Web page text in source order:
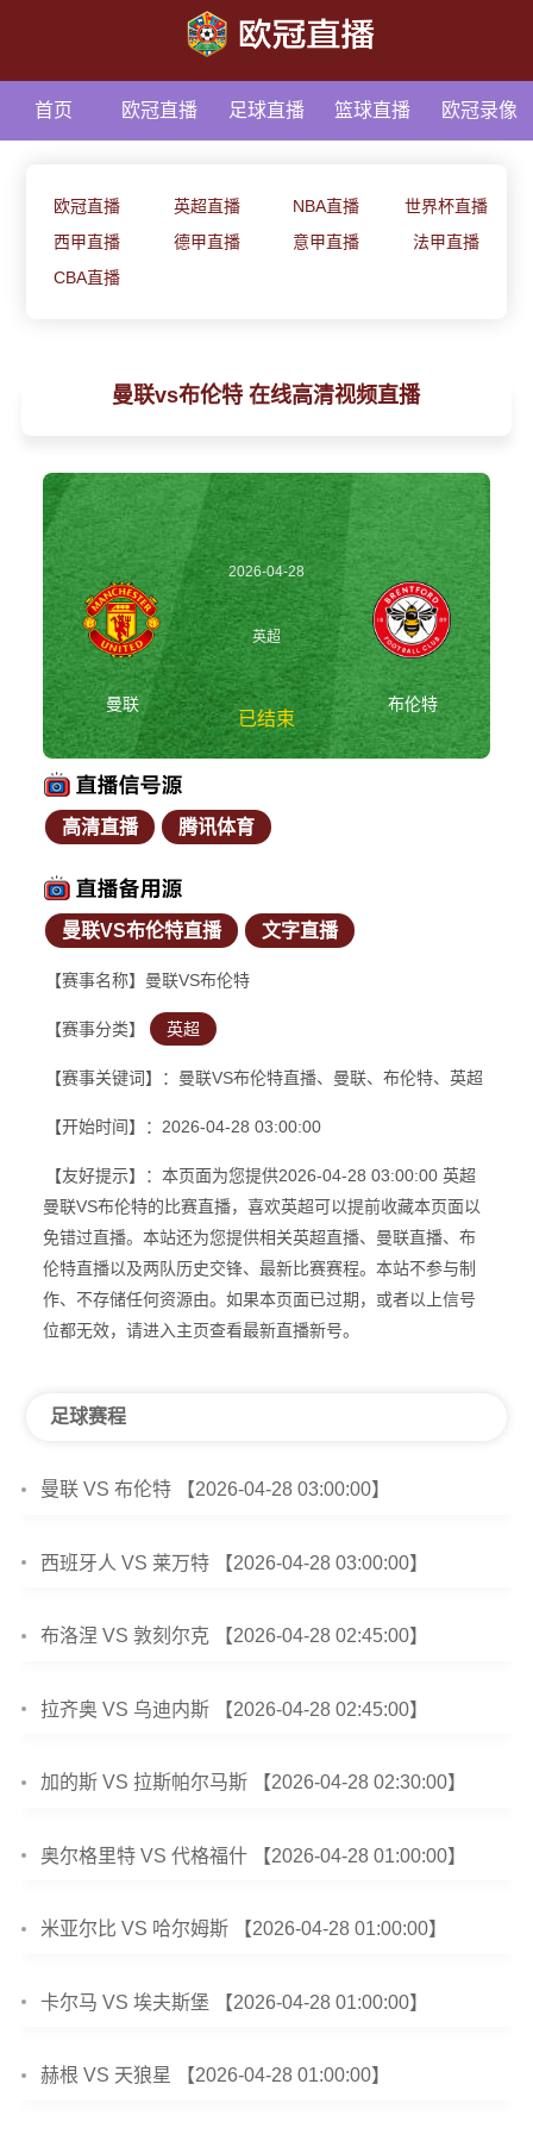
首页 欧冠直播 足球直播 篮球直播 欧冠录像
欧冠直播 英超直播 NBA直播
世界杯直播
西甲直播
德甲直播 意甲直播
法甲直播
CBA直播
曼联vs布伦特 在线高清视频直播
曼联
2026-04-28
03:00:00
英超
已结束
布伦特
高清直播 腾讯体育
曼联VS布伦特直播 文字直播
【赛事名称】曼联VS布伦特
【赛事分类】 英超
【赛事关键词】：曼联VS布伦特直播、曼联、布伦特、英超
【开始时间】：2026-04-28 03:00:00
【友好提示】：本页面为您提供2026-04-28 03:00:00 英超
曼联VS布伦特的比赛直播，喜欢英超可以提前收藏本页面以
免错过直播。本站还为您提供相关英超直播、曼联直播、布
伦特直播以及两队历史交锋、最新比赛赛程。本站不参与制
作、不存储任何资源由。如果本页面已过期，或者以上信号
位都无效，请进入主页查看最新直播新号。
足球赛程
曼联 VS 布伦特 【2026-04-28 03:00:00】
西班牙人 VS 莱万特 【2026-04-28 03:00:00】
布洛涅 VS 敦刻尔克 【2026-04-28 02:45:00】
拉齐奥 VS 乌迪内斯 【2026-04-28 02:45:00】
加的斯 VS 拉斯帕尔马斯 【2026-04-28 02:30:00】
奥尔格里特 VS 代格福什 【2026-04-28 01:00:00】
米亚尔比 VS 哈尔姆斯 【2026-04-28 01:00:00】
卡尔马 VS 埃夫斯堡 【2026-04-28 01:00:00】
赫根 VS 天狼星 【2026-04-28 01:00:00】